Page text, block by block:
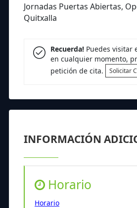
Jornadas Puertas Abiertas,
Quitxalla
Recuerda!Puedes visitar
en cualquier momento,
petición de cita.
Solicitar
INFORMACIÓN
Horario
Horario